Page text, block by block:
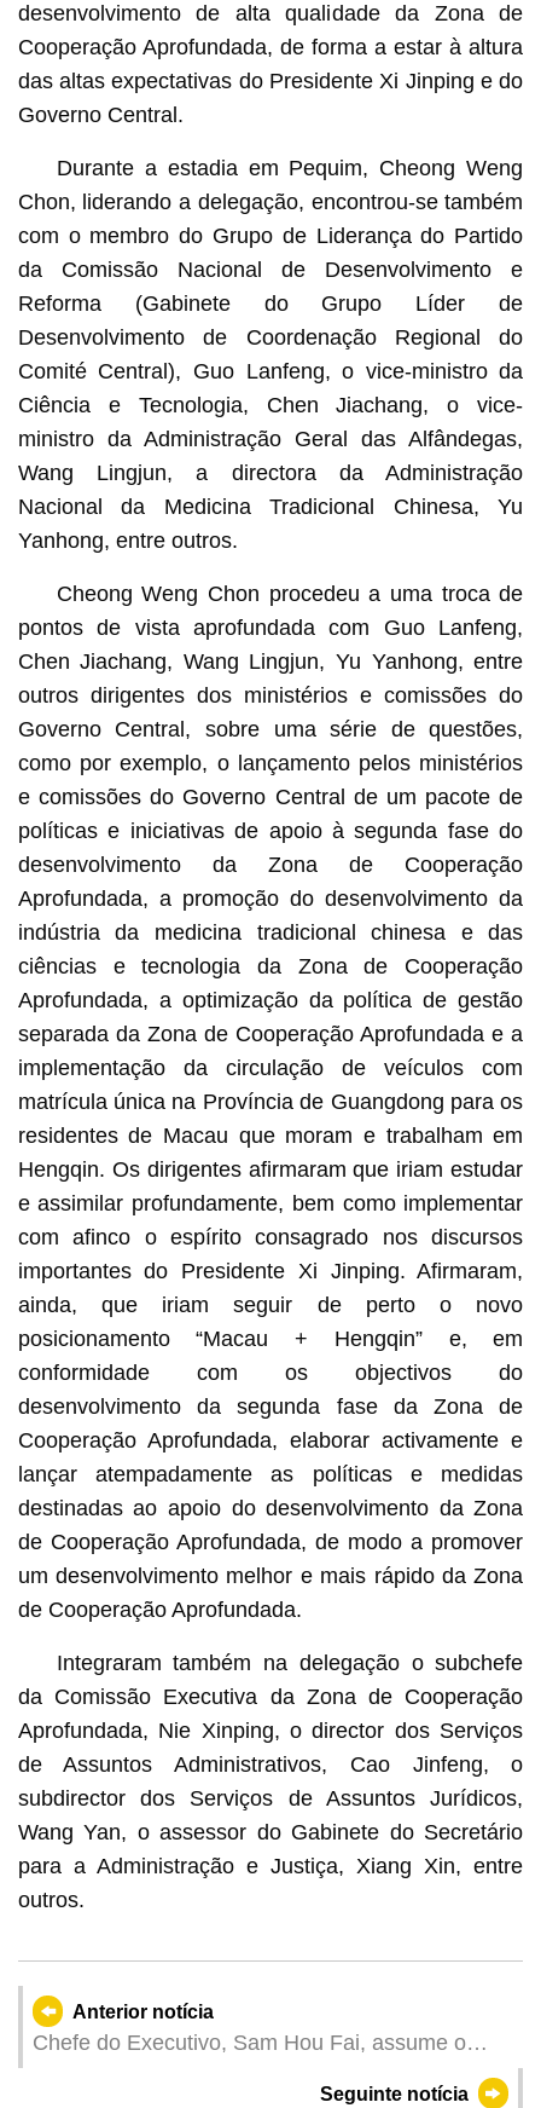
desenvolvimento de alta qualidade da Zona de
Cooperação Aprofundada, de forma a estar à altura
das altas expectativas do Presidente Xi Jinping e do
Governo Central.
Durante a estadia em Pequim, Cheong Weng
Chon, liderando a delegação, encontrou-se também
com o membro do Grupo de Liderança do Partido
da Comissão Nacional de Desenvolvimento e
Reforma (Gabinete do Grupo Líder de
Desenvolvimento de Coordenação Regional do
Comité Central), Guo Lanfeng, o vice-ministro da
Ciência e Tecnologia, Chen Jiachang, o vice-
ministro da Administração Geral das Alfândegas,
Wang Lingjun, a directora da Administração
Nacional da Medicina Tradicional Chinesa, Yu
Yanhong, entre outros.
Cheong Weng Chon procedeu a uma troca de
pontos de vista aprofundada com Guo Lanfeng,
Chen Jiachang, Wang Lingjun, Yu Yanhong, entre
outros dirigentes dos ministérios e comissões do
Governo Central, sobre uma série de questões,
como por exemplo, o lançamento pelos ministérios
e comissões do Governo Central de um pacote de
políticas e iniciativas de apoio à segunda fase do
desenvolvimento da Zona de Cooperação
Aprofundada, a promoção do desenvolvimento da
indústria da medicina tradicional chinesa e das
ciências e tecnologia da Zona de Cooperação
Aprofundada, a optimização da política de gestão
separada da Zona de Cooperação Aprofundada e a
implementação da circulação de veículos com
matrícula única na Província de Guangdong para os
residentes de Macau que moram e trabalham em
Hengqin. Os dirigentes afirmaram que iriam estudar
e assimilar profundamente, bem como implementar
com afinco o espírito consagrado nos discursos
importantes do Presidente Xi Jinping. Afirmaram,
ainda, que iriam seguir de perto o novo
posicionamento “Macau + Hengqin” e, em
conformidade com os objectivos do
desenvolvimento da segunda fase da Zona de
Cooperação Aprofundada, elaborar activamente e
lançar atempadamente as políticas e medidas
destinadas ao apoio do desenvolvimento da Zona
de Cooperação Aprofundada, de modo a promover
um desenvolvimento melhor e mais rápido da Zona
de Cooperação Aprofundada.
Integraram também na delegação o subchefe
da Comissão Executiva da Zona de Cooperação
Aprofundada, Nie Xinping, o director dos Serviços
de Assuntos Administrativos, Cao Jinfeng, o
subdirector dos Serviços de Assuntos Jurídicos,
Wang Yan, o assessor do Gabinete do Secretário
para a Administração e Justiça, Xiang Xin, entre
outros.
Anterior notícia
Chefe do Executivo, Sam Hou Fai, assume o
cargo de Chefe da Comissão de Gestão da Zona
Seguinte notícia